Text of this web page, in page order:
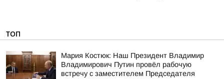
ТОП
Мария Костюк: Наш Президент Владимир
Владимирович Путин провёл рабочую
встречу с заместителем Председателя